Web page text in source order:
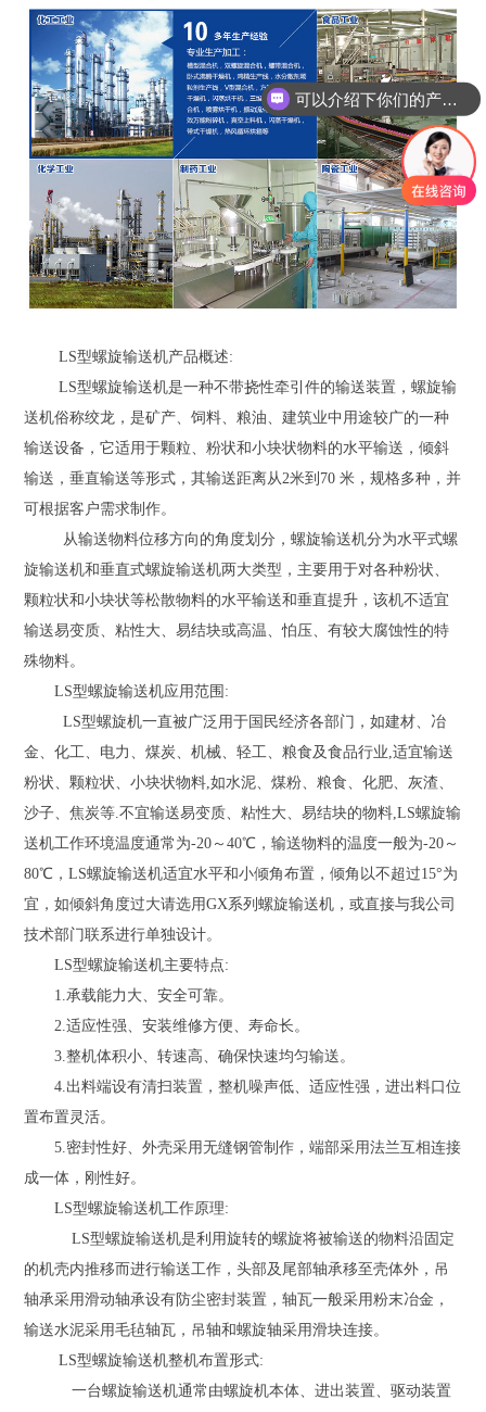
LS型螺旋输送机产品概述:
LS型螺旋输送机是一种不带挠性牵引件的输送装置，螺旋输
送机俗称绞龙，是矿产、饲料、粮油、建筑业中用途较广的一种
输送设备，它适用于颗粒、粉状和小块状物料的水平输送，倾斜
输送，垂直输送等形式，其输送距离从2米到70 米，规格多种，并
可根据客户需求制作。
从输送物料位移方向的角度划分，螺旋输送机分为水平式螺
旋输送机和垂直式螺旋输送机两大类型，主要用于对各种粉状、
颗粒状和小块状等松散物料的水平输送和垂直提升，该机不适宜
输送易变质、粘性大、易结块或高温、怕压、有较大腐蚀性的特
殊物料。
LS型螺旋输送机应用范围:
LS型螺旋机一直被广泛用于国民经济各部门，如建材、冶
金、化工、电力、煤炭、机械、轻工、粮食及食品行业,适宜输送
粉状、颗粒状、小块状物料,如水泥、煤粉、粮食、化肥、灰渣、
沙子、焦炭等.不宜输送易变质、粘性大、易结块的物料,LS螺旋输
送机工作环境温度通常为-20～40℃，输送物料的温度一般为-20～
80℃，LS螺旋输送机适宜水平和小倾角布置，倾角以不超过15°为
宜，如倾斜角度过大请选用GX系列螺旋输送机，或直接与我公司
技术部门联系进行单独设计。
LS型螺旋输送机主要特点:
1.承载能力大、安全可靠。
2.适应性强、安装维修方便、寿命长。
3.整机体积小、转速高、确保快速均匀输送。
4.出料端设有清扫装置，整机噪声低、适应性强，进出料口位
置布置灵活。
5.密封性好、外壳采用无缝钢管制作，端部采用法兰互相连接
成一体，刚性好。
LS型螺旋输送机工作原理:
LS型螺旋输送机是利用旋转的螺旋将被输送的物料沿固定
的机壳内推移而进行输送工作，头部及尾部轴承移至壳体外，吊
轴承采用滑动轴承设有防尘密封装置，轴瓦一般采用粉末冶金，
输送水泥采用毛毡轴瓦，吊轴和螺旋轴采用滑块连接。
LS型螺旋输送机整机布置形式:
一台螺旋输送机通常由螺旋机本体、进出装置、驱动装置
可以介绍下你们的产品么？
你们是怎么收费的呢？